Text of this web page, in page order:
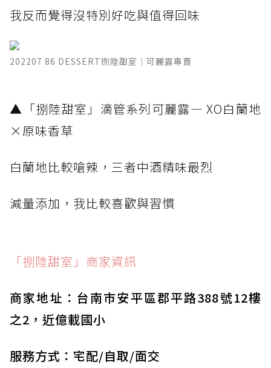
我反而覺得沒特別好吃與值得回味
202207 86 DESSERT捌陸甜室｜可麗露專賣
​▲「捌陸甜室」滴管系列可麗露— XO白蘭地
×原味香草
白蘭地比較嗆辣，三者中酒精味最烈
減量添加，我比較喜歡與習慣
「捌陸甜室」商家資訊
商家地址：台南市安平區郡平路388號12樓
之2，近億載國小
服務方式：宅配/自取/面交